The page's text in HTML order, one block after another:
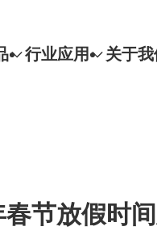
行业应用 关于
节放假时